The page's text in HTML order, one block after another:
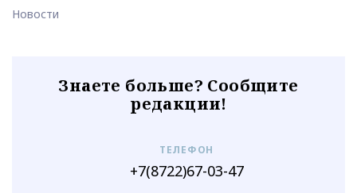
Новости
Знаете больше? Сообщите
редакции!
ТЕЛЕФОН
+7(8722)67-03-47